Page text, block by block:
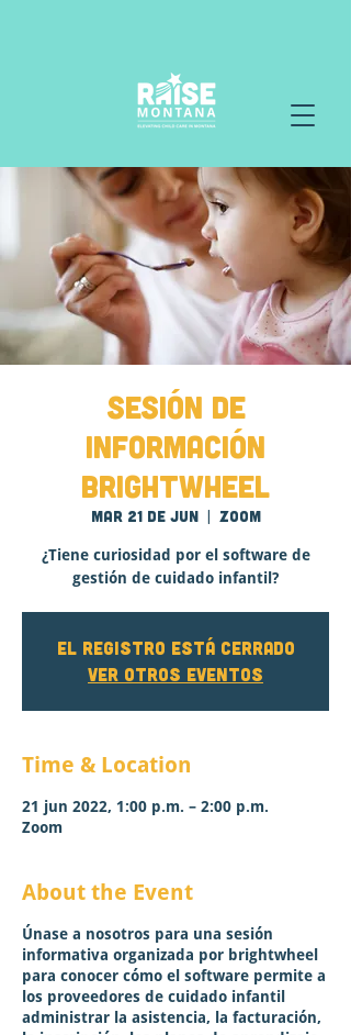
Sesión de
información
Brightwheel
mar 21 de jun
  |
Zoom
¿Tiene curiosidad por el software de
gestión de cuidado infantil?
El registro está cerrado
Ver otros eventos
Time & Location
21 jun 2022, 1:00 p.m. – 2:00 p.m.
Zoom
About the Event
Únase a nosotros para una sesión
informativa organizada por brightwheel
para conocer cómo el software permite a
los proveedores de cuidado infantil
administrar la asistencia, la facturación,